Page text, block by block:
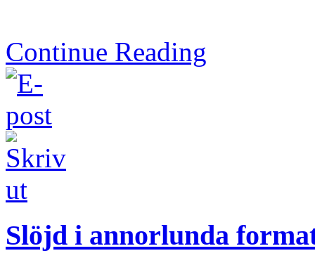
Continue Reading
Slöjd i annorlunda